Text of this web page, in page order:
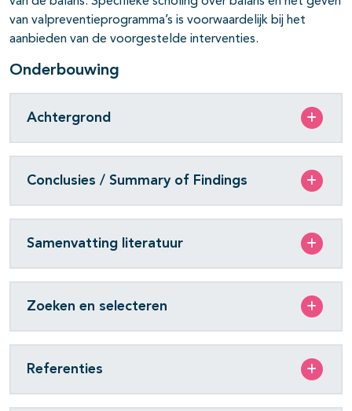
van valpreventieprogramma’s is voorwaardelijk bij het
aanbieden van de voorgestelde interventies.
Onderbouwing
Achtergrond
Conclusies / Summary of Findings
Samenvatting literatuur
Zoeken en selecteren
Referenties